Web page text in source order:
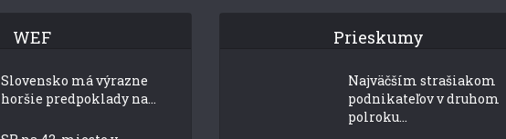
WEF
Slovensko má výrazne
horšie predpoklady na...
Prieskumy
Najväčším strašiakom
podnikateľov v druhom
polroku...